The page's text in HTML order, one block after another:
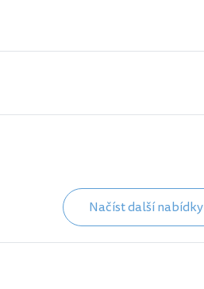
Načíst další nabídky